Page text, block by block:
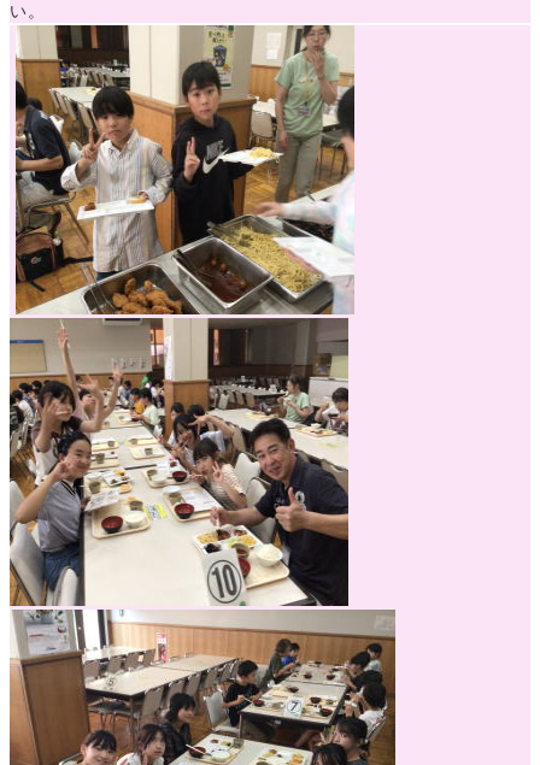
い。